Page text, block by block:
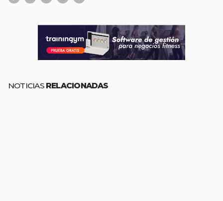
NOTICIAS RELACIONADAS